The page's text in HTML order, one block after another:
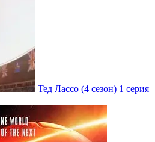
Тед Лассо (4 сезон) 1 серия